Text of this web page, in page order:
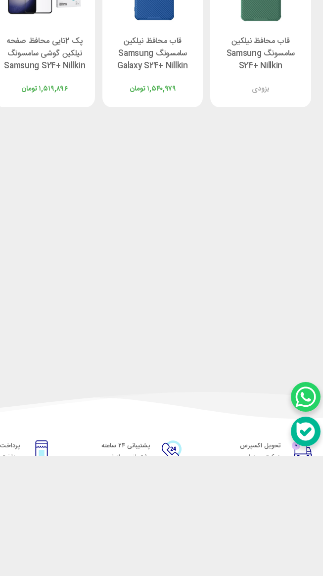
قاب محافظ نیلکین
سامسونگ Samsung
S24+ Nillkin
بزودی
قاب محافظ نیلکین
سامسونگ Samsung
Galaxy S24+ Nillkin
تومان۱,۵۴۰,۹۷۹
پک 2تایی محافظ صفحه
نیلکین گوشی سامسونگ
Samsung S24+ Nillkin
تومان۱,۵۱۹,۸۹۶
تحویل اکسپرس
در کمترین زمان
پشتیبانی ۲۴ ساعته
پشتیبانی حرفه ای پرداخت